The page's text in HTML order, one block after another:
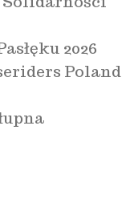
2026
Poland